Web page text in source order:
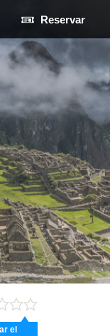
Reservar
el